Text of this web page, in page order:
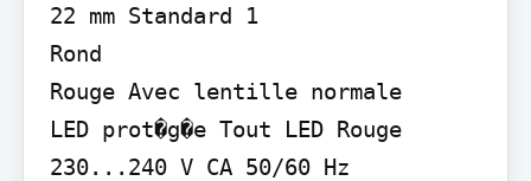
22 mm Standard 1
Rond
Rouge Avec lentille normale
LED prot�g�e Tout LED Rouge
230...240 V CA 50/60 Hz